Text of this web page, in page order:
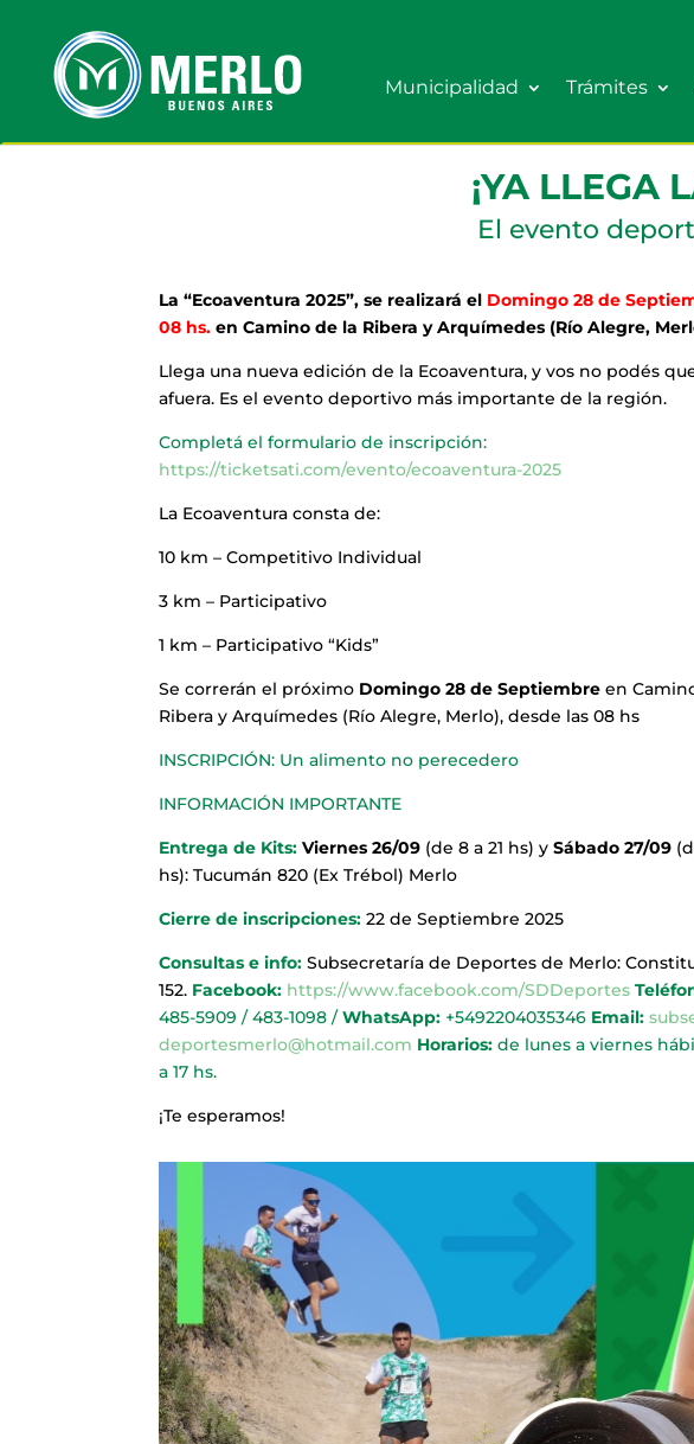
Municipalidad Trámites
¡YA LLEGA
El evento
La “Ecoaventura 2025”, se realizará el Domingo 28 de
08 hs. en Camino de la Ribera y Arquímedes (Río Alegre,
Llega una nueva edición de la Ecoaventura, y vos no podés
afuera. Es el evento deportivo más importante de la región.
Completá el formulario de inscripción:
https://ticketsati.com/evento/ecoaventura-2025
La Ecoaventura consta de:
10 km – Competitivo Individual
3 km – Participativo
1 km – Participativo “Kids”
Se correrán el próximo Domingo 28 de Septiembre en
Ribera y Arquímedes (Río Alegre, Merlo), desde las 08 hs
INSCRIPCIÓN: Un alimento no perecedero
INFORMACIÓN IMPORTANTE
Entrega de Kits: Viernes 26/09 (de 8 a 21 hs) ySábado 27/09
hs): Tucumán 820 (Ex Trébol) Merlo
Cierre de inscripciones:22 de Septiembre 2025
Consultas e info: Subsecretaría de Deportes de Merlo:
152. Facebook: https://www.facebook.com/SDDeportes
485-5909 / 483-1098 /WhatsApp: +5492204035346 Email:
deportesmerlo@hotmail.com Horarios: de lunes a viernes
a 17 hs.
¡Te esperamos!